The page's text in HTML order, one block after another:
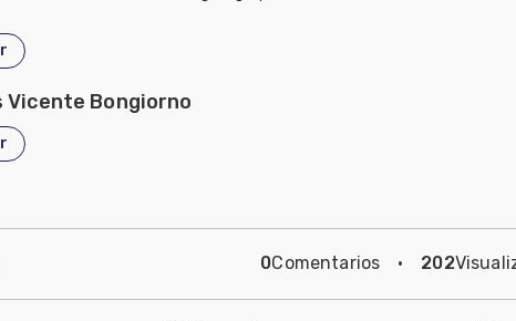
Vicente Bongiorno
0Comentarios · 202